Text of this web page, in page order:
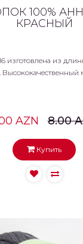
100%
КРАСНЫЙ
изготовлена из
Высококачественный
AZN 8.00
Купить